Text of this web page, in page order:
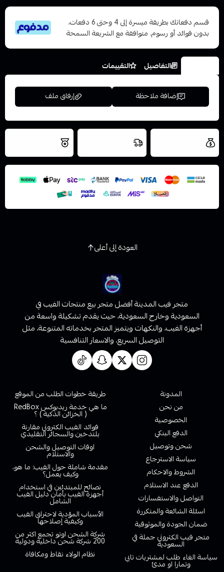
قسم دفعاتك بطريقة ميسرة إلى 4 وحتى 6 دفعات،
بدون فوائد أو رسوم. متوافقة مع الشريعة السمحة
التفاصيل التقييمات
إضافة ملاحظة إرفاق ملف
اسحب و افلت الملف هنا
استعراض
نتميز بلجودة
العودة إلى أعلى
متجر فيب المدينة أفضل متجر بيع منتجات الفيب في
السعودية وخارج السعودية، حيث يقدم تشكيلة واسعة من
أجهزة الفيب، والنكهات ويتميز المتجر بخدماته المتنوعة، مثل
التوصيل السريع، والاسعار التنافسية
المدونة
من نحن
الخصوصية
الدفع البنكي
شحن وتوصيل
سياسة الاسترجاع
الشروط والاحكام
الدفع عند الاستلام
التواصل والاستفسارات
اسئلة الشائعة والمتكررة
ضمان الجودة والموثوقية
متجر فيب الكتروني جملة في
السعودية
سياسة الغاء طلب لمشتريات تابي
وتمارا او مدئ
طريقة خطوات الطلب من الموقع
ما هي خدمة ريدبوكس RedBox
( الخزائن الذكية ) ؟
فوائد الفيب الكتروني مقارنة
بلتدخين والسجائر التقليدي
اوقات التوصيل والشحن
والاستلام
مقدمة شاملة حول الفيب: ما هو،
وكيف يعمل؟
نصائح للمبتدئين في استخدام
أجهزة الفيب بأمان دليل الفيب
الشامل
الأسباب المؤدية لاحتراق الفيب
وكيفية إصلاحها
شركة الشحن اوتو تجمع اكثر من
200 شركة شحن داخلية ودولية
نظام الولاء نقاط ومكافاة